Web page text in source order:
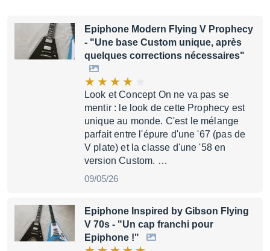
Epiphone Modern Flying V Prophecy
- "Une base Custom unique, après
quelques corrections nécessaires"
Look et Concept On ne va pas se
mentir : le look de cette Prophecy est
unique au monde. C'est le mélange
parfait entre l'épure d'une '67 (pas de
V plate) et la classe d'une '58 en
version Custom. …
09/05/26
Epiphone Inspired by Gibson Flying
V 70s - "Un cap franchi pour
Epiphone !"